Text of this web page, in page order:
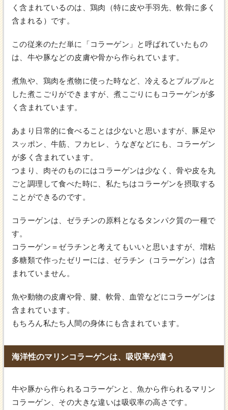
く含まれているのは、鶏肉（特に皮や手羽先、軟骨に多く
含まれる）です。
この従来のただ単に「コラーゲン」と呼ばれていたもの
は、牛や豚などの皮膚や骨から作られています。
煮魚や、鶏肉を煮物に使った時など、冷えるとプルプルと
した煮こごりができますが、煮こごりにもコラーゲンが多
く含まれています。
あまり日常的に食べることは少ないと思いますが、豚足や
スッポン、牛筋、フカヒレ、うなぎなどにも、コラーゲン
が多く含まれています。
つまり、肉そのものにはコラーゲンは少なく、骨や皮を丸
ごと調理して食べた時に、私たちはコラーゲンを摂取する
ことができるのです。
コラーゲンは、ゼラチンの原料となるタンパク質の一種で
す。
コラーゲン＝ゼラチンと考えてもいいと思いますが、増粘
多糖類で作ったゼリーには、ゼラチン（コラーゲン）は含
まれていません。
魚や動物の皮膚や骨、腱、軟骨、血管などにコラーゲンは
含まれています。
もちろん私たち人間の身体にも含まれています。
海洋性のマリンコラーゲンは、吸収率が違う
牛や豚から作られるコラーゲンと、魚から作られるマリン
コラーゲン、その大きな違いは吸収率の高さです。